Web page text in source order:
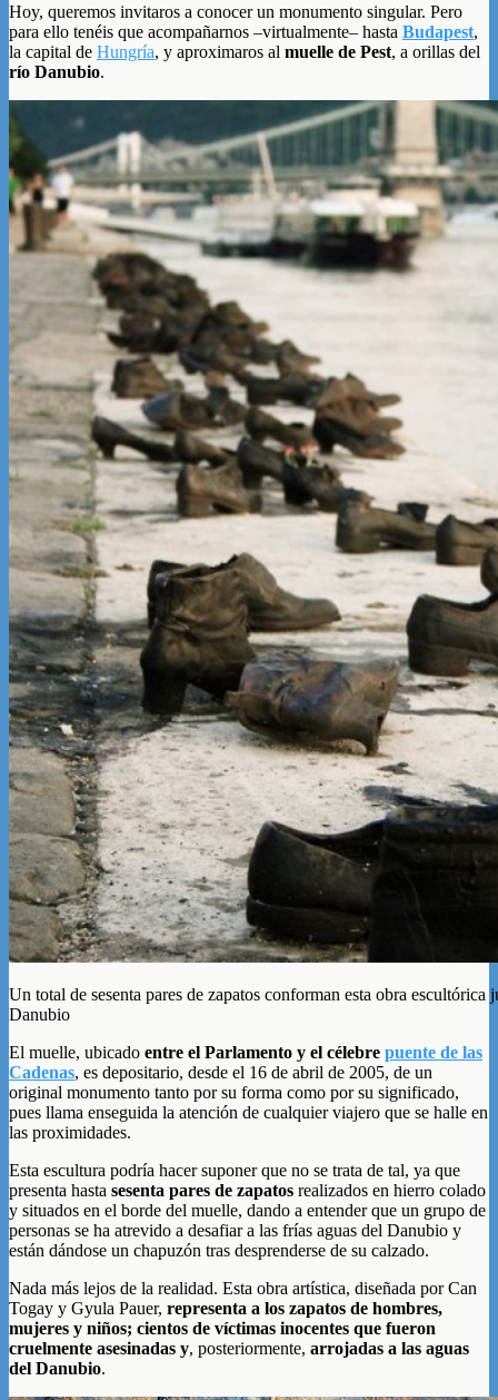
Hoy, queremos invitaros a conocer un monumento singular. Pero
para ello tenéis que acompañarnos –virtualmente– hasta Budapest,
la capital de Hungría, y aproximaros al muelle de Pest, a orillas del
río Danubio.
Un total de sesenta pares de zapatos conforman esta obra escultórica
Danubio
El muelle, ubicado entre el Parlamento y el célebre puente de las
Cadenas, es depositario, desde el 16 de abril de 2005, de un
original monumento tanto por su forma como por su significado,
pues llama enseguida la atención de cualquier viajero que se halle en
las proximidades.
Esta escultura podría hacer suponer que no se trata de tal, ya que
presenta hasta sesenta pares de zapatos realizados en hierro colado
y situados en el borde del muelle, dando a entender que un grupo de
personas se ha atrevido a desafiar a las frías aguas del Danubio y
están dándose un chapuzón tras desprenderse de su calzado.
Nada más lejos de la realidad. Esta obra artística, diseñada por Can
Togay y Gyula Pauer, representa a los zapatos de hombres,
mujeres y niños; cientos de víctimas inocentes que fueron
cruelmente asesinadas y, posteriormente, arrojadas a las aguas
del Danubio.